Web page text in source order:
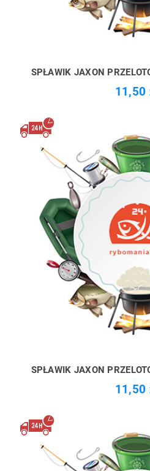
SPŁAWIK JAXON
11,50
SPŁAWIK JAXON
11,50